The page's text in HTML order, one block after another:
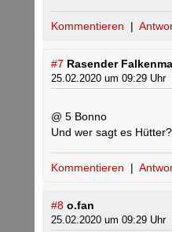
Kommentieren |
#7 Rasender
25.02.2020 um 09:29 Uhr
@ 5 Bonno
Und wer sagt es Hütter?
Kommentieren |
#8 o.fan
25.02.2020 um 09:29 Uhr